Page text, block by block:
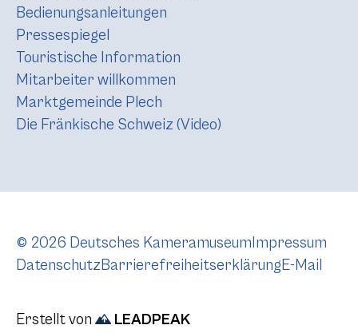
Bedienungsanleitungen
Pressespiegel
Touristische Information
Mitarbeiter willkommen
Marktgemeinde Plech
Die Fränkische Schweiz (Video)
© 2026 Deutsches KameramuseumImpressum
DatenschutzBarrierefreiheitserklärungE-Mail
Erstellt von LEADPEAK